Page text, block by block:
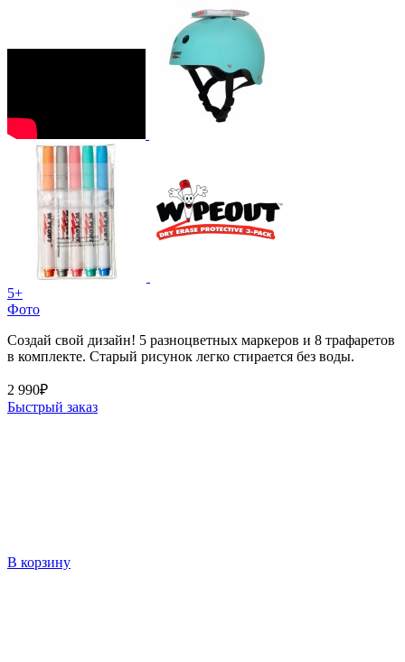
5+
Фото
Создай свой дизайн! 5 разноцветных маркеров и 8 трафаретов
в комплекте. Старый рисунок легко стирается без воды.
2 990₽
Быстрый заказ
В корзину